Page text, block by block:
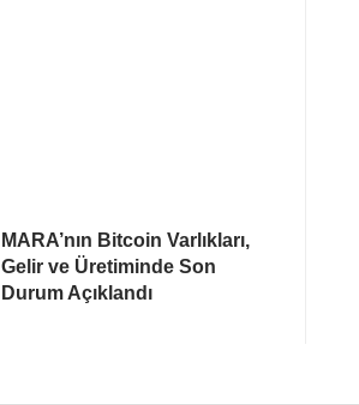
MARA’nın Bitcoin Varlıkları,
Gelir ve Üretiminde Son
Durum Açıklandı